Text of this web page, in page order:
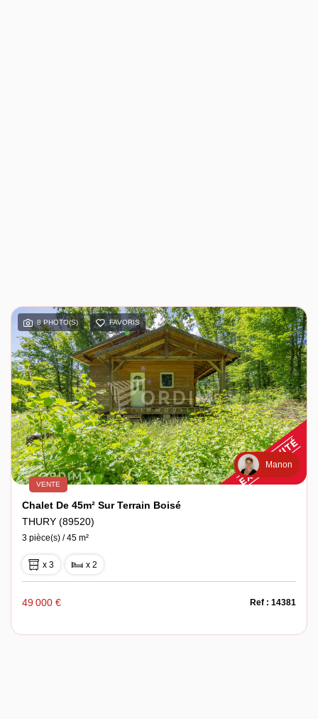
8 PHOTO(S) FAVORIS
Manon
VENTE
Chalet De 45m² Sur Terrain Boisé
THURY (89520)
3 pièce(s) / 45 m²
x 3 x 2
49 000 € Ref : 14381